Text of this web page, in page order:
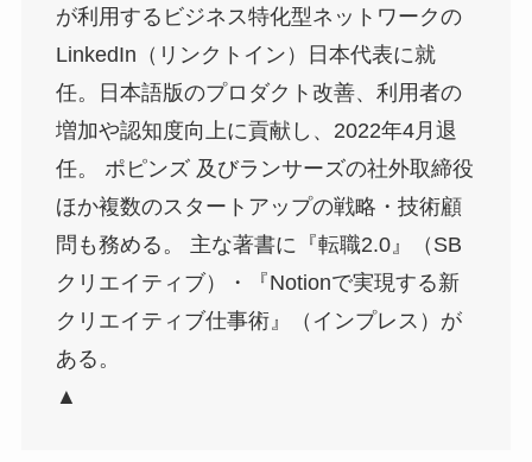
が利用するビジネス特化型ネットワークの
LinkedIn（リンクトイン）日本代表に就
任。日本語版のプロダクト改善、利用者の
増加や認知度向上に貢献し、2022年4月退
任。 ポピンズ 及びランサーズの社外取締役
ほか複数のスタートアップの戦略・技術顧
問も務める。 主な著書に『転職2.0』（SB
クリエイティブ）・『Notionで実現する新
クリエイティブ仕事術』（インプレス）が
ある。
▲